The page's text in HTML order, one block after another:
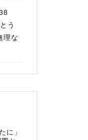
う
理な
に」